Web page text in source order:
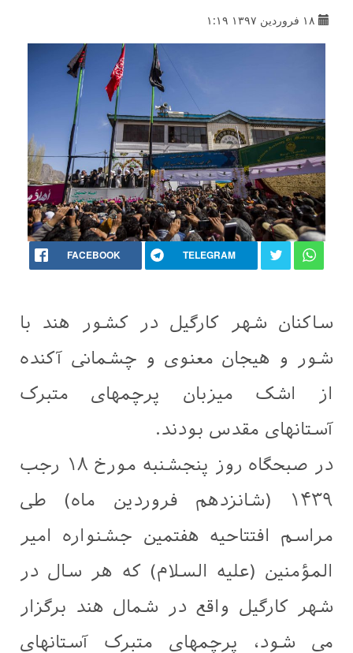
۱۸ فروردین ۱۳۹۷ ۱:۱۹
FACEBOOK TELEGRAM
ساکنان شهر كارگیل در کشور هند با
شور و هیجان معنوی و چشمانی آكنده
از اشک میزبان پرچمهای متبرک
آستانهای مقدس بودند.
در صبحگاه روز پنجشنبه مورخ ۱۸ رجب
۱۴۳۹ (شانزدهم فروردین ماه) طی
مراسم افتتاحیه هفتمین جشنواره امیر
المؤمنین (علیه السلام) که هر سال در
شهر كارگیل واقع در شمال هند برگزار
می شود، پرچمهای متبرک آستانهای